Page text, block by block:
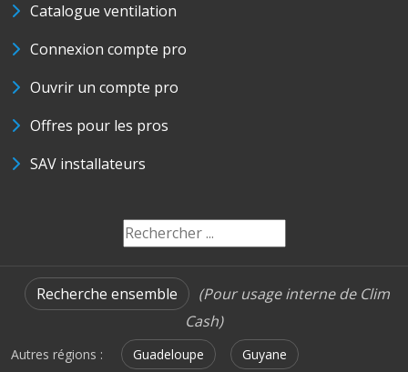
Catalogue ventilation
Connexion compte pro
Ouvrir un compte pro
Offres pour les pros
SAV installateurs
Recherche ensemble
(Pour usage interne de Clim
Cash)
Autres régions : Guadeloupe Guyane